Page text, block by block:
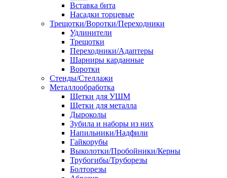
Вставка бита
Насадки торцевые
Трещотки/Воротки/Переходники
Удлинители
Трещотки
Переходники/Адаптеры
Шарниры карданные
Воротки
Стенды/Стеллажи
Металлообработка
Щетки для УШМ
Щетки для металла
Дыроколы
Зубила и наборы из них
Напильники/Надфили
Гайкорубы
Выколотки/Пробойники/Керны
Трубогибы/Труборезы
Болторезы